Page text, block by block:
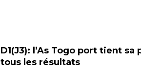
D1(J3): l’As Togo port tient
tous les résultats